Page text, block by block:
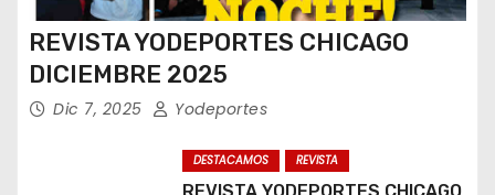
REVISTA YODEPORTES CHICAGO
DICIEMBRE 2025
Dic 7, 2025 Yodeportes
DESTACAMOS REVISTA